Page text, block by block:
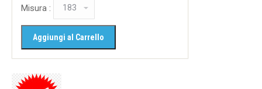
Misura :